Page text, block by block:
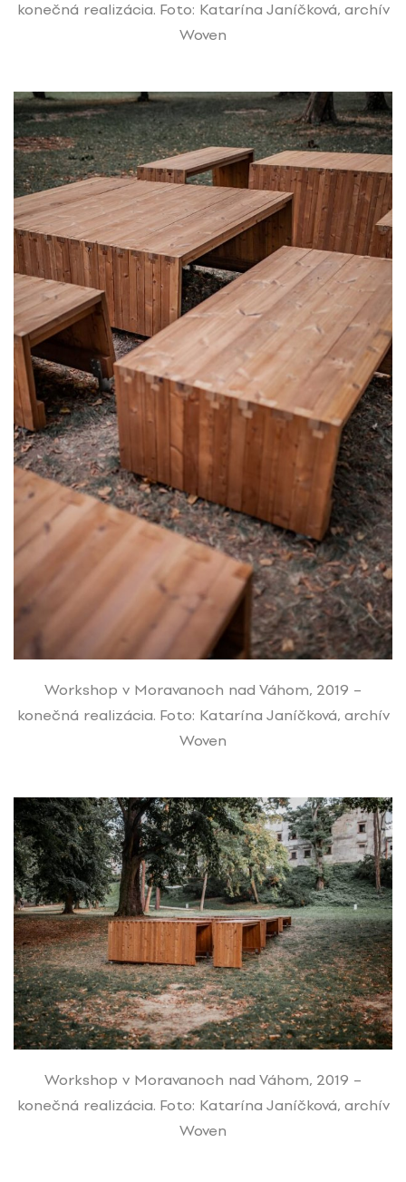
konečná realizácia. Foto: Katarína Janíčková, archív
Woven
Workshop v Moravanoch nad Váhom, 2019 –
konečná realizácia. Foto: Katarína Janíčková, archív
Woven
Workshop v Moravanoch nad Váhom, 2019 –
konečná realizácia. Foto: Katarína Janíčková, archív
Woven